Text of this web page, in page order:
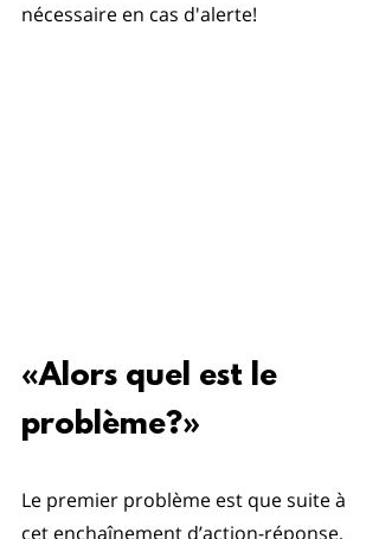
nécessaire en cas d'alerte!
«Alors quel est le
problème?»
Le premier problème est que suite à
cet enchaînement d’action-réponse,